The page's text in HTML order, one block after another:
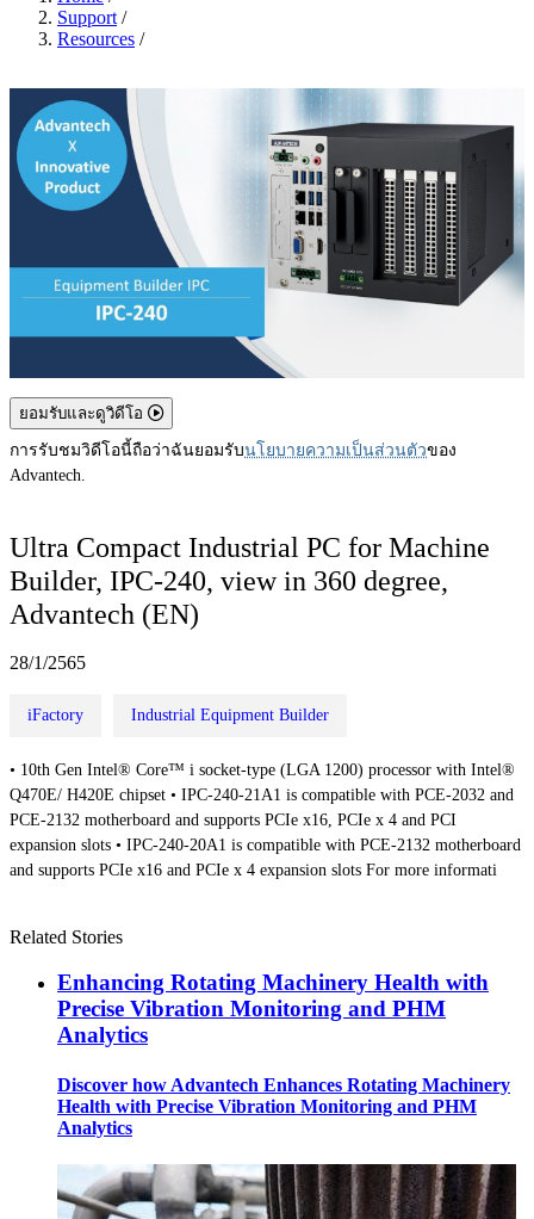
Support /
Resources /
ยอมรับและดูวิดีโอ
การรับชมวิดีโอนี้ถือว่าฉันยอมรับนโยบายความเป็นส่วนตัวของ
Advantech.
Ultra Compact Industrial PC for Machine
Builder, IPC-240, view in 360 degree,
Advantech (EN)
28/1/2565
iFactory Industrial Equipment Builder
• 10th Gen Intel® Core™ i socket-type (LGA 1200) processor with Intel®
Q470E/ H420E chipset • IPC-240-21A1 is compatible with PCE-2032 and
PCE-2132 motherboard and supports PCIe x16, PCIe x 4 and PCI
expansion slots • IPC-240-20A1 is compatible with PCE-2132 motherboard
and supports PCIe x16 and PCIe x 4 expansion slots For more informati
Related Stories
Enhancing Rotating Machinery Health with
Precise Vibration Monitoring and PHM
Analytics
Discover how Advantech Enhances Rotating Machinery
Health with Precise Vibration Monitoring and PHM
Analytics